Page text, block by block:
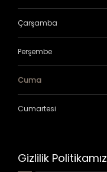
Çarşamba
Perşembe
Cuma
Cumartesi
Gizlilik Politikamız